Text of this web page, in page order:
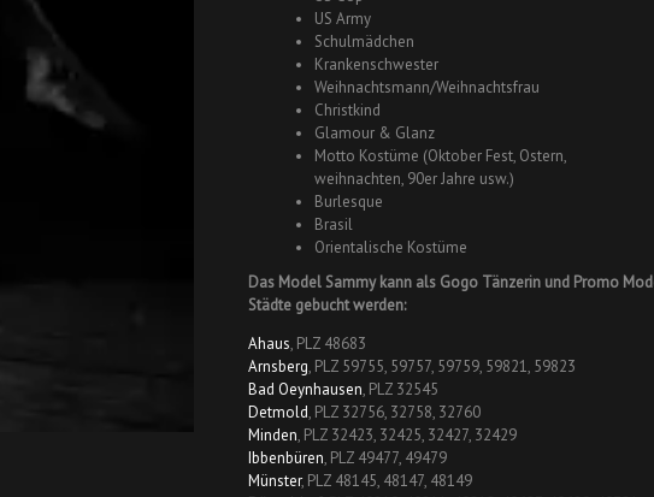
US Army
Schulmädchen
Krankenschwester
Weihnachtsmann/Weihnachtsfrau
Christkind
Glamour & Glanz
Motto Kostüme (Oktober Fest, Ostern,
weihnachten, 90er Jahre usw.)
Burlesque
Brasil
Orientalische Kostüme
Das Model Sammy kann als Gogo Tänzerin und Promo
Städte gebucht werden:
Ahaus, PLZ 48683
Arnsberg, PLZ 59755, 59757, 59759, 59821, 59823
Bad Oeynhausen, PLZ 32545
Detmold, PLZ 32756, 32758, 32760
Minden, PLZ 32423, 32425, 32427, 32429
Ibbenbüren, PLZ 49477, 49479
Münster, PLZ 48145, 48147, 48149